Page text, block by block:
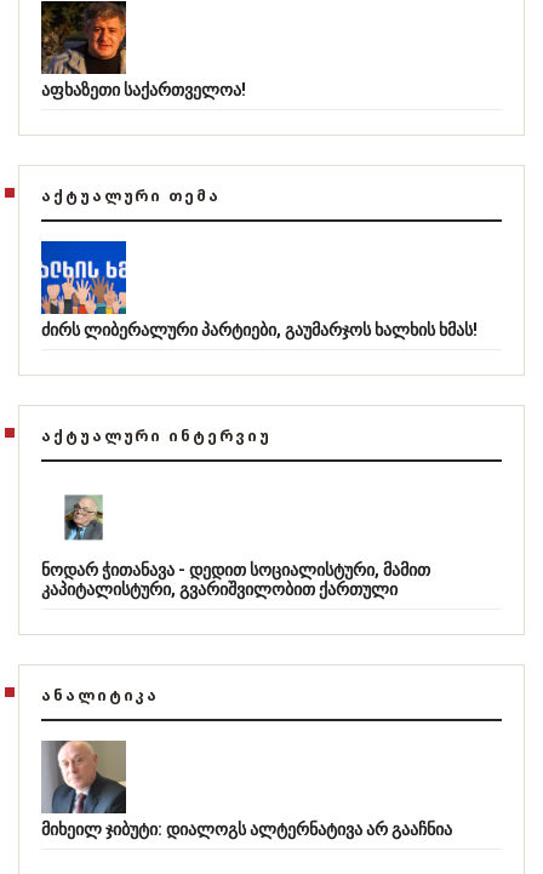
აფხაზეთი საქართველოა!
ᲐᲥᲢᲣᲐᲚᲣᲠᲘ ᲗᲔᲛᲐ
ძირს ლიბერალური პარტიები, გაუმარჯოს ხალხის ხმას!
ᲐᲥᲢᲣᲐᲚᲣᲠᲘ ᲘᲜᲢᲔᲠᲕᲘᲣ
ნოდარ ჭითანავა - დედით სოციალისტური, მამით
კაპიტალისტური, გვარიშვილობით ქართული
ᲐᲜᲐᲚᲘᲢᲘᲙᲐ
მიხეილ ჯიბუტი: დიალოგს ალტერნატივა არ გააჩნია